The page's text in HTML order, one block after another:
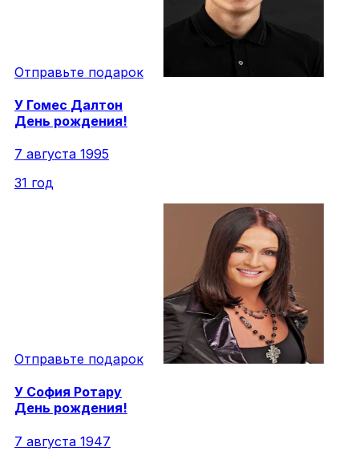
Отправьте подарок
У Гомес Далтон
День рождения!
7 августа 1995
31 год
Отправьте подарок
У София Ротару
День рождения!
7 августа 1947